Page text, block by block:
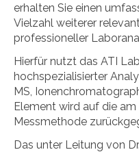
erhalten Sie einen
Vielzahl weiterer
professioneller
Hierfür nutzt das ATI
hochspezialisierter
MS,
Element wird auf die
Messmethode
Das unter Leitung von